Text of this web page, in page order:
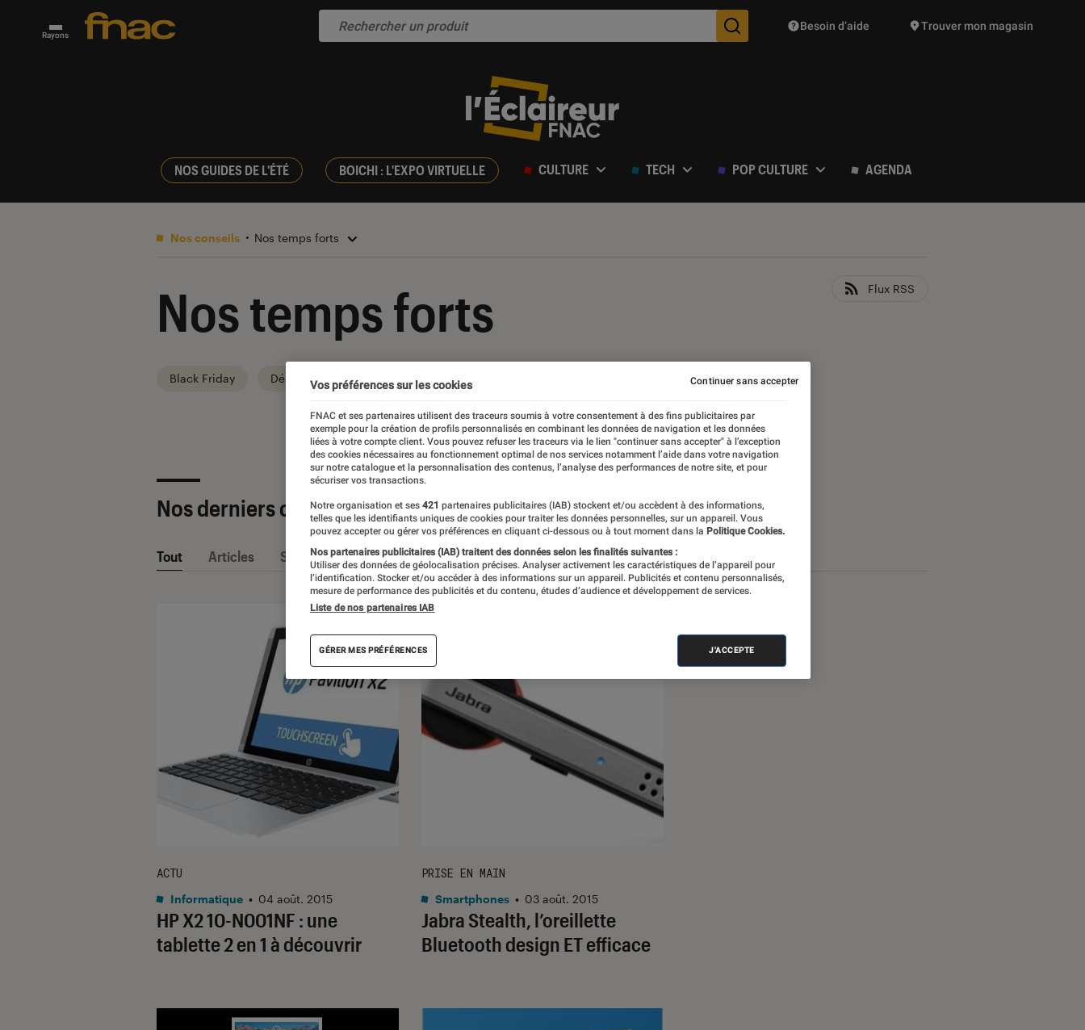
Rayons Des suggestions de produits vont vous être proposées
Besoin d’aide Trouver mon magasin
NOS GUIDES DE L'ÉTÉ BOICHI : L'EXPO VIRTUELLE CULTURE TECH POP CULTURE AGENDA
Nos conseils Nos temps forts
Nos temps forts Flux RSS
Black Friday Départ en vacances Noël Une rentrée facile
Nos derniers contenus
Tout Articles Sélections et guides Tests
HP X2 10-N001NF : une
tablette 2 en 1 à découvrir
ACTU
Informatique • 04 août. 2015
Jabra Stealth, l’oreillette
Bluetooth design ET efficace
PRISE EN MAIN
Smartphones • 03 août. 2015
Vos préférences sur les cookies
FNAC et ses partenaires utilisent des traceurs soumis à votre consentement à des fins publicitaires par
exemple pour la création de profils personnalisés en combinant les données de navigation et les données
liées à votre compte client. Vous pouvez refuser les traceurs via le lien "continuer sans accepter" à l’exception
des cookies nécessaires au fonctionnement optimal de nos services notamment l’aide dans votre navigation
sur notre catalogue et la personnalisation des contenus, l’analyse des performances de notre site, et pour
sécuriser vos transactions.
Notre organisation et ses 421 partenaires publicitaires (IAB) stockent et/ou accèdent à des informations,
telles que les identifiants uniques de cookies pour traiter les données personnelles, sur un appareil. Vous
pouvez accepter ou gérer vos préférences en cliquant ci-dessous ou à tout moment dans la Politique Cookies.
Nos partenaires publicitaires (IAB) traitent des données selon les finalités suivantes :
Utiliser des données de géolocalisation précises. Analyser activement les caractéristiques de l’appareil pour
l’identification. Stocker et/ou accéder à des informations sur un appareil. Publicités et contenu personnalisés,
mesure de performance des publicités et du contenu, études d’audience et développement de services.
Liste de nos partenaires IAB
GÉRER MES PRÉFÉRENCES J'ACCEPTE
Continuer sans accepter